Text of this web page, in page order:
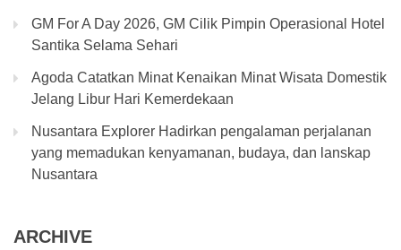
GM For A Day 2026, GM Cilik Pimpin Operasional Hotel
Santika Selama Sehari
Agoda Catatkan Minat Kenaikan Minat Wisata Domestik
Jelang Libur Hari Kemerdekaan
Nusantara Explorer Hadirkan pengalaman perjalanan
yang memadukan kenyamanan, budaya, dan lanskap
Nusantara
ARCHIVE